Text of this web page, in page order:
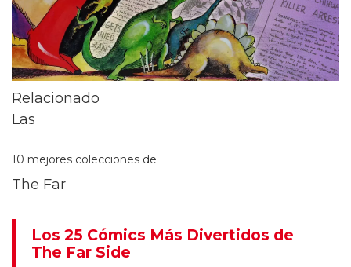
Relacionado
Las
10 mejores colecciones de
The Far
Los 25 Cómics Más Divertidos de
The Far Side